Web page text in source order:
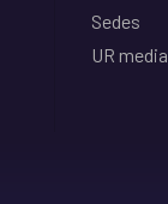
Sedes
UR media